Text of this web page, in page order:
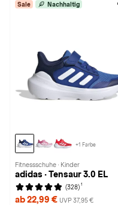
Sale Nachhaltig
+1 Farbe
Fitnessschuhe · Kinder
adidas · Tensaur 3.0 EL
(328) 1
ab 22,99 € UVP 37,95 €